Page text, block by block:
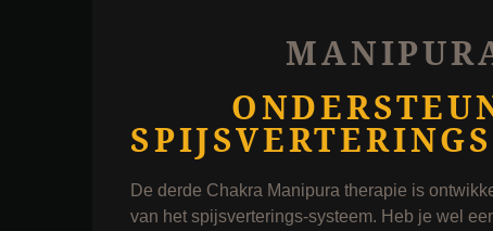
De derde Chakra Manipura therapie is
van het spijsverterings-systeem. Heb je wel